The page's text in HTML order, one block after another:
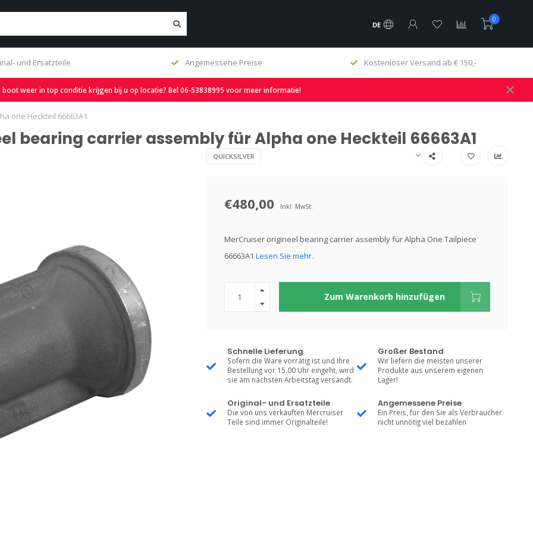
DE
0
und Ersatzteile Angemessene Preise Kostenloser Versand ab € 150,-
boot weer in top conditie krijgen bij u op locatie? Bel 06-53838995 voor meer informatie!
one Heckteil 66663A1
bearing carrier assembly für Alpha one Heckteil 66663A1
QUICKSILVER
€480,00 Inkl. MwSt.
MerCruiser origineel bearing carrier assembly für Alpha One Tailpiece
66663A1 Lesen Sie mehr..
Zum Warenkorb hinzufügen
Schnelle Lieferung
Sofern die Ware vorrätig ist und Ihre
Bestellung vor 15.00 Uhr eingeht, wird
sie am nächsten Arbeitstag versandt.
Großer Bestand
Wir liefern die meisten unserer
Produkte aus unserem eigenen
Lager!
Original- und Ersatzteile
Die von uns verkauften Mercruiser
Teile sind immer Originalteile!
Angemessene Preise
Ein Preis, für den Sie als Verbraucher
nicht unnötig viel bezahlen